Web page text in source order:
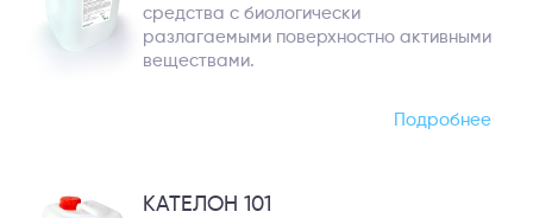
средства с биологически
разлагаемыми поверхностно активными
веществами.
Подробнее
КАТЕЛОН 101